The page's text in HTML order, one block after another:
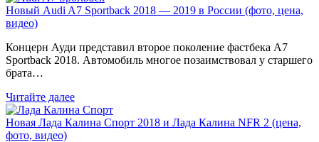
Новый Audi A7 Sportback 2018 — 2019 в России (фото, цена,
видео)
Концерн Ауди представил второе поколение фастбека A7
Sportback 2018. Автомобиль многое позаимствовал у старшего
брата…
Читайте далее
Новая Лада Калина Спорт 2018 и Лада Калина NFR 2 (цена,
фото, видео)